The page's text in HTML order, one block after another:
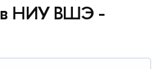
в НИУ ВШЭ -